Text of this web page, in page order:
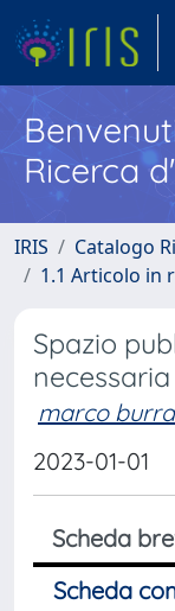
Ricerca
IRIS Catalogo
1.1 Articolo in
Spazio
marco
2023-01-01
Scheda
Scheda